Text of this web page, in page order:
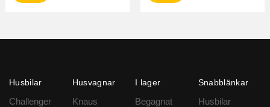
Husbilar
Challenger
Husvagnar
Knaus
I lager
Begagnat
Snabblänkar
Husbilar